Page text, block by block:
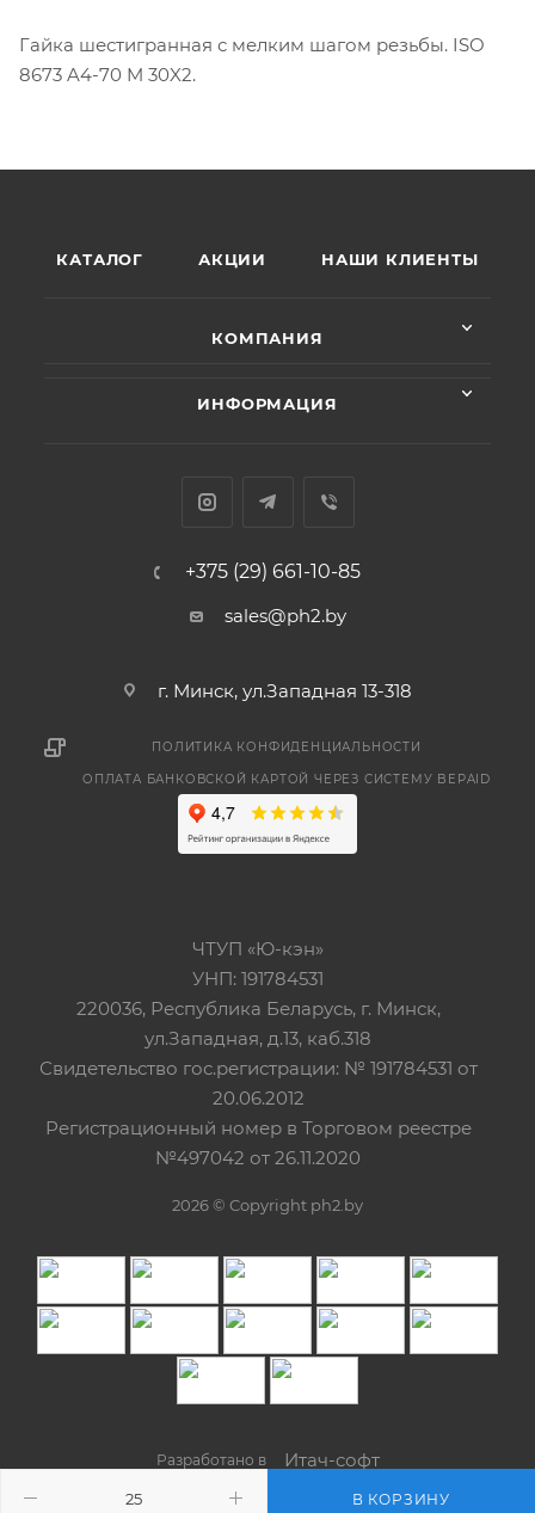
В КОРЗИНУ
Гайка шестигранная с мелким шагом резьбы. ISO
8673 A4-70 M 30X2.
КАТАЛОГ АКЦИИ НАШИ КЛИЕНТЫ
КОМПАНИЯ
ИНФОРМАЦИЯ
+375 (29) 661-10-85
sales@ph2.by
г. Минск, ул.Западная 13-318
ПОЛИТИКА КОНФИДЕНЦИАЛЬНОСТИ
ОПЛАТА БАНКОВСКОЙ КАРТОЙ ЧЕРЕЗ СИСТЕМУ BEPAID
ЧТУП «Ю-кэн»
УНП: 191784531
220036, Республика Беларусь, г. Минск,
ул.Западная, д.13, каб.318
Свидетельство гос.регистрации: № 191784531 от
20.06.2012
Регистрационный номер в Торговом реестре
№497042 от 26.11.2020
2026 © Copyright ph2.by
Разработано в Итач-cофт